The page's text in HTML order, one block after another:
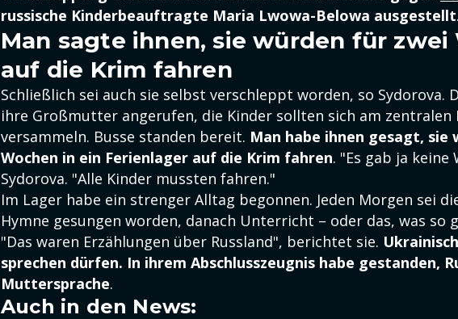
russische Kinderbeauftragte Maria Lwowa-Belowa ausgestellt.
Man sagte ihnen, sie würden für zwei
auf die Krim fahren
Schließlich sei auch sie selbst verschleppt worden, so Sydorova.
ihre Großmutter angerufen, die Kinder sollten sich am zentralen
versammeln. Busse standen bereit. Man habe ihnen gesagt, sie
Wochen in ein Ferienlager auf die Krim fahren. "Es gab ja keine
Sydorova. "Alle Kinder mussten fahren."
Im Lager habe ein strenger Alltag begonnen. Jeden Morgen sei
Hymne gesungen worden, danach Unterricht – oder das, was so
"Das waren Erzählungen über Russland", berichtet sie.
sprechen dürfen. In ihrem Abschlusszeugnis habe gestanden,
Muttersprache.
Auch in den News: